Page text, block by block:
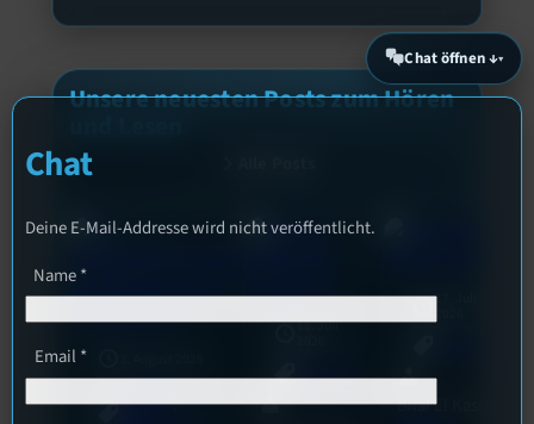
Unsere neuesten Posts zum Hören
Interview,
18. Juli
Allgemein
17. Juli
Bilal El Kasmi
Chat öffnen ↓
Chat
Deine E-Mail-Addresse wird nicht veröffentlicht.
Name*
Email *